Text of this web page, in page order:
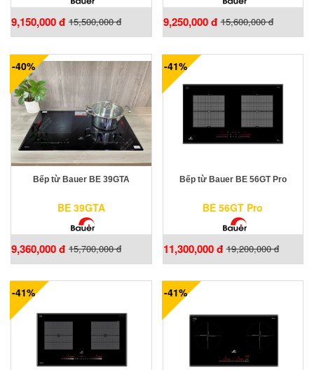
9,150,000 đ 15,500,000 đ 9,250,000 đ 15,600,000 đ
-40%
Bếp từ Bauer BE 39GTA
BE 39GTA
9,360,000 đ 15,700,000 đ
-41%
Bếp từ Bauer BE 56GT Pro
BE 56GT Pro
11,300,000 đ 19,200,000 đ
-41% -41%